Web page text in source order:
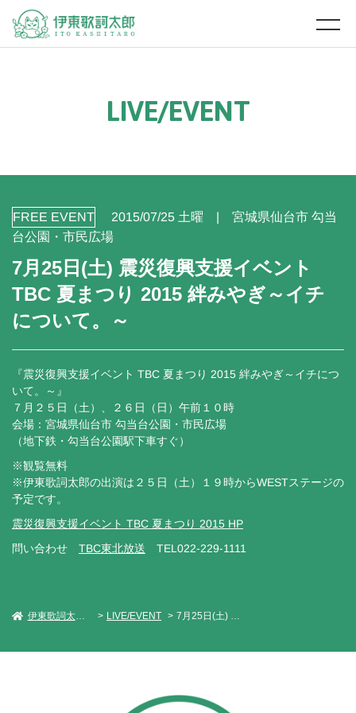
LIVE/EVENT
FREE EVENT 2015/07/25 土曜 宮城県仙台市 勾当
台公園・市民広場
7月25日(土) 震災復興支援イベント
TBC 夏まつり 2015 絆みやぎ～イチ
について。～
『震災復興支援イベント TBC 夏まつり 2015 絆みやぎ～イチにつ
いて。～』
７月２５日（土）、２６日（日）午前１０時
会場：宮城県仙台市 勾当台公園・市民広場
（地下鉄・勾当台公園駅下車すぐ）
※観覧無料
※伊東歌詞太郎の出演は２５日（土）１９時からWESTステージの
予定です。
震災復興支援イベント TBC 夏まつり 2015 HP
問い合わせTBC東北放送 TEL022-229-1111
伊東歌詞太郎 Official Web Site LIVE/EVENT 7月25日(土) 震災復興支援イベント TBC 夏まつり 2015 絆みやぎ～イチについて。～